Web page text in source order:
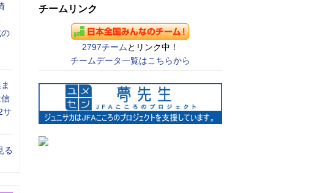
サ
る
チームリンク
2797チーム とリンク中！
チームデータ一覧はこちらから